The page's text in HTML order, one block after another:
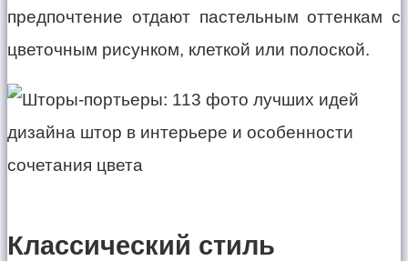
предпочтение отдают пастельным оттенкам с
цветочным рисунком, клеткой или полоской.
Классический стиль